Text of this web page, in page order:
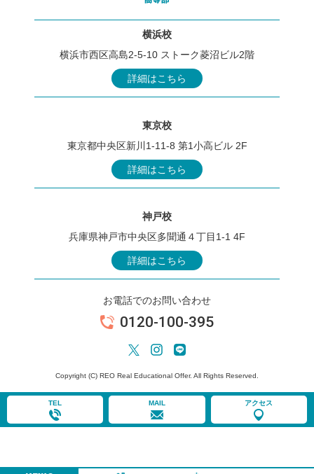
横浜校
横浜市西区高島2-5-10 ストーク菱沼ビル2階
詳細はこちら
東京校
東京都中央区新川1-11-8 第1小高ビル 2F
詳細はこちら
神戸校
兵庫県神戸市中央区多聞通４丁目1-1 4F
詳細はこちら
お電話でのお問い合わせ
0120-100-395
Copyright (C) REO Real Educational Offer. All Rights Reserved.
TEL MAIL アクセス